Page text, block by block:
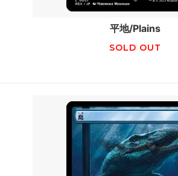
平地/Plains
SOLD OUT